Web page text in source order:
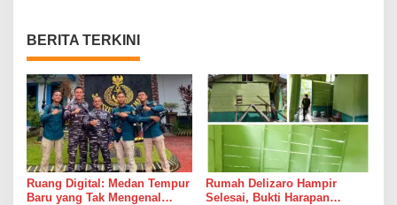
BERITA TERKINI
Ruang Digital: Medan Tempur
Baru yang Tak Mengenal
Rumah Delizaro Hampir
Selesai, Bukti Harapan